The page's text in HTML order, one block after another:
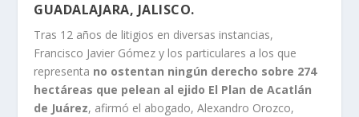
GUADALAJARA, JALISCO.
Tras 12 años de litigios en diversas instancias,
Francisco Javier Gómez y los particulares a los que
representa no ostentan ningún derecho sobre 274
hectáreas que pelean al ejido El Plan de Acatlán
de Juárez, afirmó el abogado, Alexandro Orozco,